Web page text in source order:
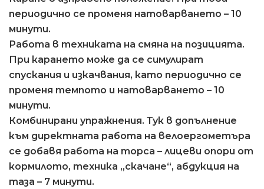
периодично се променя натоварването – 10
минути.
Работа в техниката на смяна на позицията.
При карането може да се симулират
спускания и изкачвания, като периодично се
променя темпото и натоварването – 10
минути.
Комбинирани упражнения. Тук в допълнение
към директната работа на велоергометъра
се добавя работа на торса – лицеви опори от
кормилото, техника „скачане“, абдукция на
таза – 7 минути.